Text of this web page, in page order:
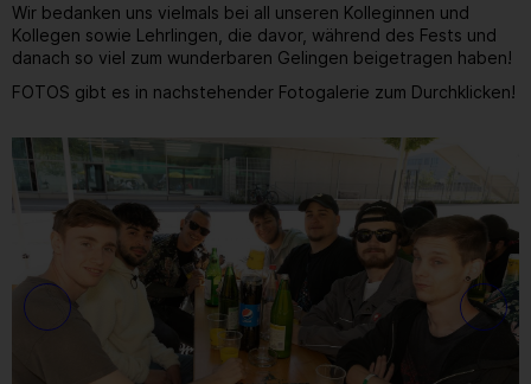
Wir bedanken uns vielmals bei all unseren Kolleginnen und
Kollegen sowie Lehrlingen, die davor, während des Fests und
danach so viel zum wunderbaren Gelingen beigetragen haben!
FOTOS gibt es in nachstehender Fotogalerie zum Durchklicken!
/ 264